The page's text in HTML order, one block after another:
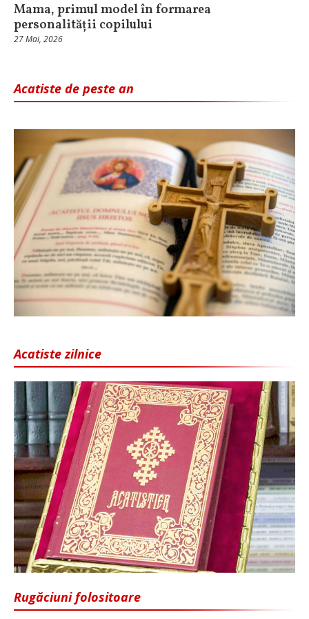
Mama, primul model în formarea
personalității copilului
27 Mai, 2026
Acatiste de peste an
Acatiste zilnice
Rugăciuni folositoare